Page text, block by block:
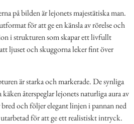
på bilden är lejonets majestätiska man.
för att ge en känsla av rörelse och
i strukturen som skapar ett livfullt
ljuset och skuggorna leker fint över
är starka och markerade. De synliga
återspeglar lejonets naturliga aura av
och följer elegant linjen i pannan ned
för att ge ett realistiskt intryck.